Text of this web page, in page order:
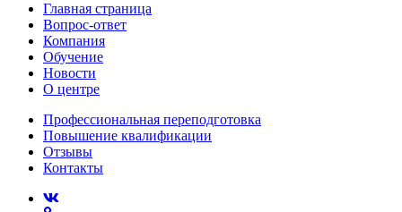
Главная страница
Вопрос-ответ
Компания
Обучение
Новости
О центре
Профессиональная переподготовка
Повышение квалификации
Отзывы
Контакты